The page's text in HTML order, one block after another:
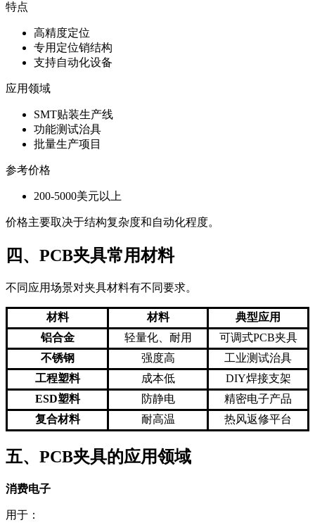
特点
高精度定位
专用定位销结构
支持自动化设备
应用领域
SMT贴装生产线
功能测试治具
批量生产项目
参考价格
200-5000美元以上
价格主要取决于结构复杂度和自动化程度。
四、PCB夹具常用材料
不同应用场景对夹具材料有不同要求。
材料 材料
典型应用
铝合金
轻量化、耐用
可调式PCB夹具
不锈钢
强度高
工业测试治具
工程塑料
成本低
DIY焊接支架
ESD塑料
防静电
精密电子产品
复合材料
耐高温 热风返修平台
五、PCB夹具的应用领域
消费电子
用于：